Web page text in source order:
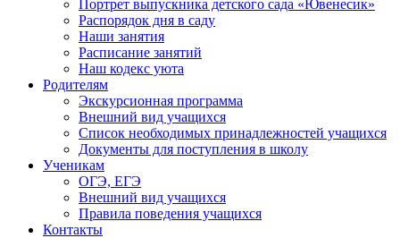
Портрет выпускника детского сада «Ювенесик»
Распорядок дня в саду
Наши занятия
Расписание занятий
Наш кодекс уюта
Родителям
Экскурсионная программа
Внешний вид учащихся
Список необходимых принадлежностей учащихся
Документы для поступления в школу
Ученикам
ОГЭ, ЕГЭ
Внешний вид учащихся
Правила поведения учащихся
Контакты